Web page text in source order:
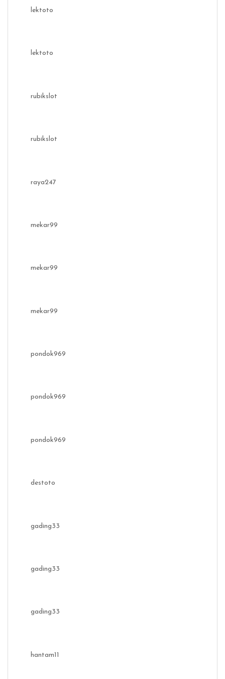
lektoto
lektoto
rubikslot
rubikslot
raya247
mekar99
mekar99
mekar99
pondok969
pondok969
pondok969
destoto
gading33
gading33
gading33
hantam11